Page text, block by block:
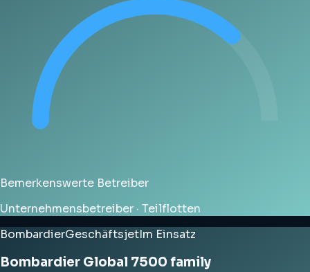
Bemerkenswerte Betreiber
Unternehmensbetreiber · Teilflotten
BombardierGeschäftsjetIm Einsatz
Bombardier Global 7500 family